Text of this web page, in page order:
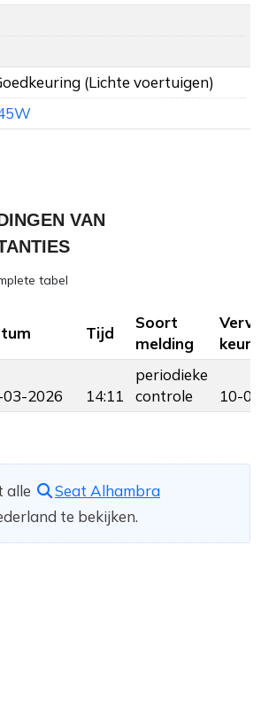
(Lichte voertuigen)
VAN
tabel
Tijd
Soort
melding
03-2026 14:11
periodieke
controle
10-
alle
Seat Alhambra
te bekijken.